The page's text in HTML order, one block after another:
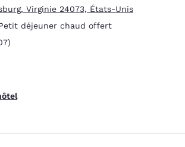
Virginie 24073, États-Unis
déjeuner chaud offert